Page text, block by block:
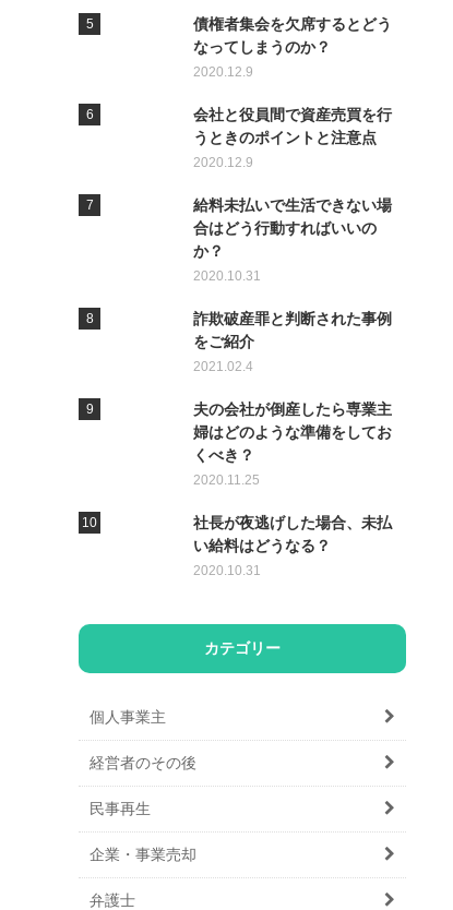
債権者集会を欠席するとどう
なってしまうのか？
2020.12.9
会社と役員間で資産売買を行
うときのポイントと注意点
2020.12.9
給料未払いで生活できない場
合はどう行動すればいいの
か？
2020.10.31
詐欺破産罪と判断された事例
をご紹介
2021.02.4
夫の会社が倒産したら専業主
婦はどのような準備をしてお
くべき？
2020.11.25
社長が夜逃げした場合、未払
い給料はどうなる？
2020.10.31
カテゴリー
個人事業主
経営者のその後
民事再生
企業・事業売却
弁護士